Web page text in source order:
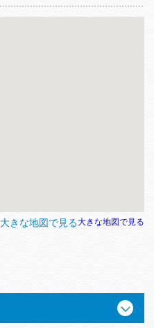
大きな地図で見る
大きな地図で見る